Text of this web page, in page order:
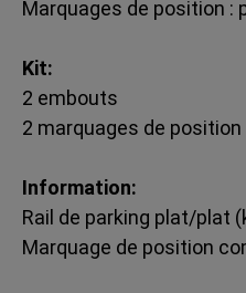
Marquages de position :
Kit:
2 embouts
2 marquages de position
Information:
Rail de parking plat/plat
Marquage de position